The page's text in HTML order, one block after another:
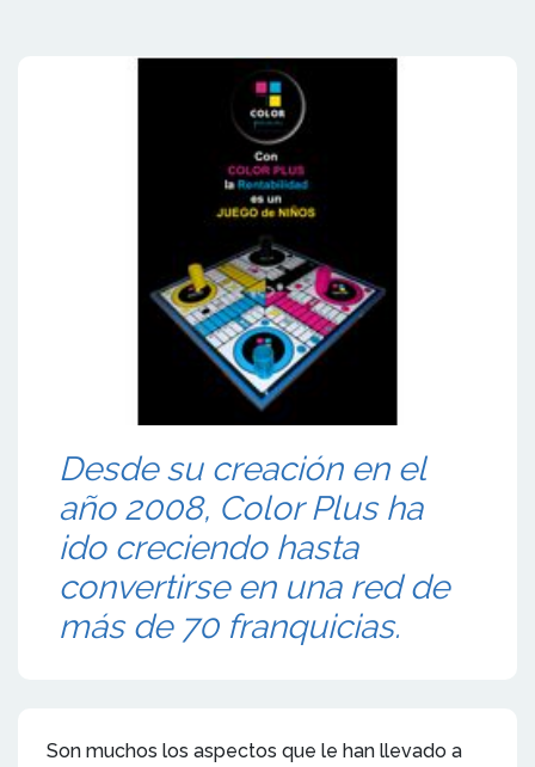
Desde su creación en el
año 2008, Color Plus ha
ido creciendo hasta
convertirse en una red de
más de 70 franquicias.
Son muchos los aspectos que le han llevado a